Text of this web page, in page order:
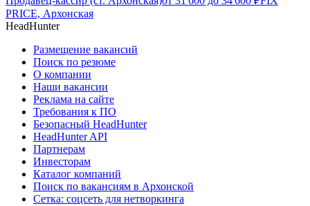
PRICE, Архонская
HeadHunter
Размещение вакансий
Поиск по резюме
О компании
Наши вакансии
Реклама на сайте
Требования к ПО
Безопасный HeadHunter
HeadHunter API
Партнерам
Инвесторам
Каталог компаний
Поиск по вакансиям в Архонской
Сетка: соцсеть для нетворкинга